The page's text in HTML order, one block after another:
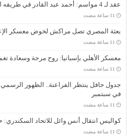
عقد لـ 4 مواسم: أحمد عبد القادر في طريقه لبيراميدز
بعثة المصري تصل مراكش لخوض معسكر
معسكر الأهلي بإسبانيا: روح مرحة وسعادة
جدول حافل ينتظر الفراعنة.. الظهور الرسمي
في سبتمبر
كواليس انتقال أنس وائل للاتحاد